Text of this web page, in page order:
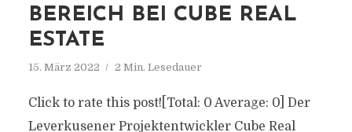
BEREICH BEI CUBE REAL
ESTATE
15. März 2022 2 Min. Lesedauer
Click to rate this post![Total: 0 Average: 0] Der
Leverkusener Projektentwickler Cube Real